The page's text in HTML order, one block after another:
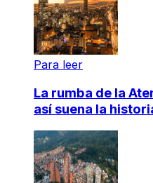
Para leer
La rumba de la
así suena la